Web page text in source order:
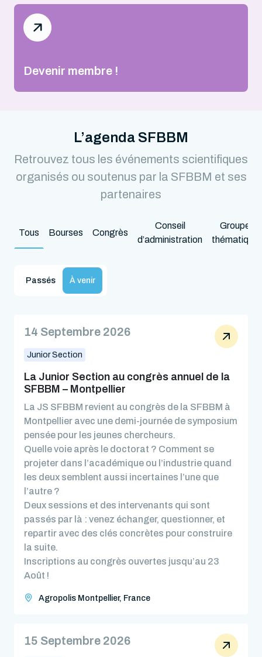
Devenir membre !
L’agenda SFBBM
Retrouvez tous les événements scientifiques
organisés ou soutenus par la SFBBM et ses
partenaires
Tous Bourses Congrès
Conseil
d’administration
Groupes
Passés À venir
14 Septembre 2026
Junior Section
La Junior Section au congrès annuel de la
SFBBM – Montpellier
La JS SFBBM revient au congrès de la SFBBM à
Montpellier avec une demi-journée de symposium
pensée pour les jeunes chercheurs.
Quelle voie après le doctorat ? Comment se
projeter dans l’académique ou l’industrie quand
les deux semblent aussi incertaines l’une que
l’autre ?
Deux sessions et des intervenants qui sont
passés par là : venez échanger, questionner, et
repartir avec des clés concrètes pour construire
la suite.
Inscriptions au congrès ouvertes jusqu’au 23
Août !
Agropolis Montpellier, France
15 Septembre 2026